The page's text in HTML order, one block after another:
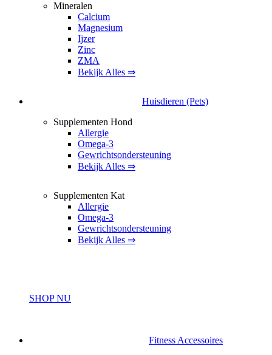
Mineralen
Calcium
Magnesium
Ijzer
Zinc
ZMA
Bekijk Alles ⇒
Huisdieren (Pets)
Supplementen Hond
Allergie
Omega-3
Gewrichtsondersteuning
Bekijk Alles ⇒
Supplementen Kat
Allergie
Omega-3
Gewrichtsondersteuning
Bekijk Alles ⇒
SHOP NU
Fitness Accessoires